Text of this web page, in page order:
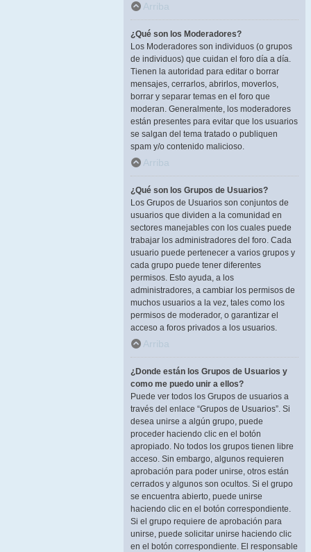
Arriba
¿Qué son los Moderadores?
Los Moderadores son individuos (o grupos
de individuos) que cuidan el foro día a día.
Tienen la autoridad para editar o borrar
mensajes, cerrarlos, abrirlos, moverlos,
borrar y separar temas en el foro que
moderan. Generalmente, los moderadores
están presentes para evitar que los usuarios
se salgan del tema tratado o publiquen
spam y/o contenido malicioso.
Arriba
¿Qué son los Grupos de Usuarios?
Los Grupos de Usuarios son conjuntos de
usuarios que dividen a la comunidad en
sectores manejables con los cuales puede
trabajar los administradores del foro. Cada
usuario puede pertenecer a varios grupos y
cada grupo puede tener diferentes
permisos. Esto ayuda, a los
administradores, a cambiar los permisos de
muchos usuarios a la vez, tales como los
permisos de moderador, o garantizar el
acceso a foros privados a los usuarios.
Arriba
¿Donde están los Grupos de Usuarios y
como me puedo unir a ellos?
Puede ver todos los Grupos de usuarios a
través del enlace “Grupos de Usuarios”. Si
desea unirse a algún grupo, puede
proceder haciendo clic en el botón
apropiado. No todos los grupos tienen libre
acceso. Sin embargo, algunos requieren
aprobación para poder unirse, otros están
cerrados y algunos son ocultos. Si el grupo
se encuentra abierto, puede unirse
haciendo clic en el botón correspondiente.
Si el grupo requiere de aprobación para
unirse, puede solicitar unirse haciendo clic
en el botón correspondiente. El responsable